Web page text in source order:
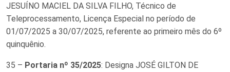
JESUÍNO MACIEL DA SILVA FILHO, Técnico de
Teleprocessamento, Licença Especial no período de
01/07/2025 a 30/07/2025, referente ao primeiro mês do 6º
quinquênio.
35 – Portaria nº 35/2025: Designa JOSÉ GILTON DE